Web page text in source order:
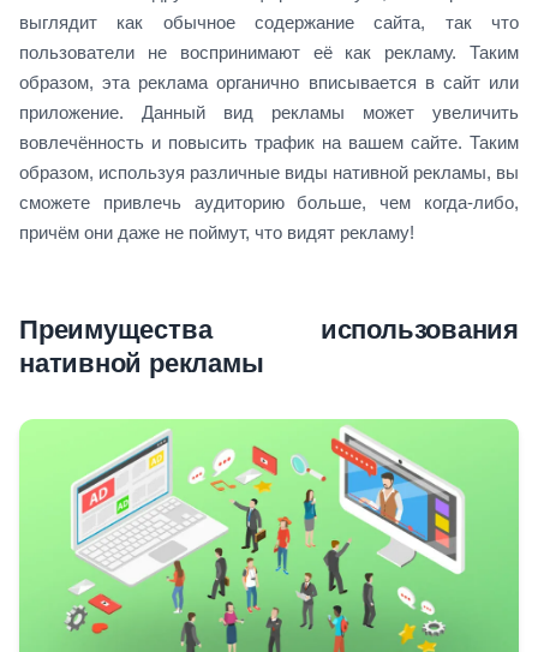
выглядит как обычное содержание сайта, так что
пользователи не воспринимают её как рекламу. Таким
образом, эта реклама органично вписывается в сайт или
приложение. Данный вид рекламы может увеличить
вовлечённость и повысить трафик на вашем сайте. Таким
образом, используя различные виды нативной рекламы, вы
сможете привлечь аудиторию больше, чем когда-либо,
причём они даже не поймут, что видят рекламу!
Преимущества использования
нативной рекламы